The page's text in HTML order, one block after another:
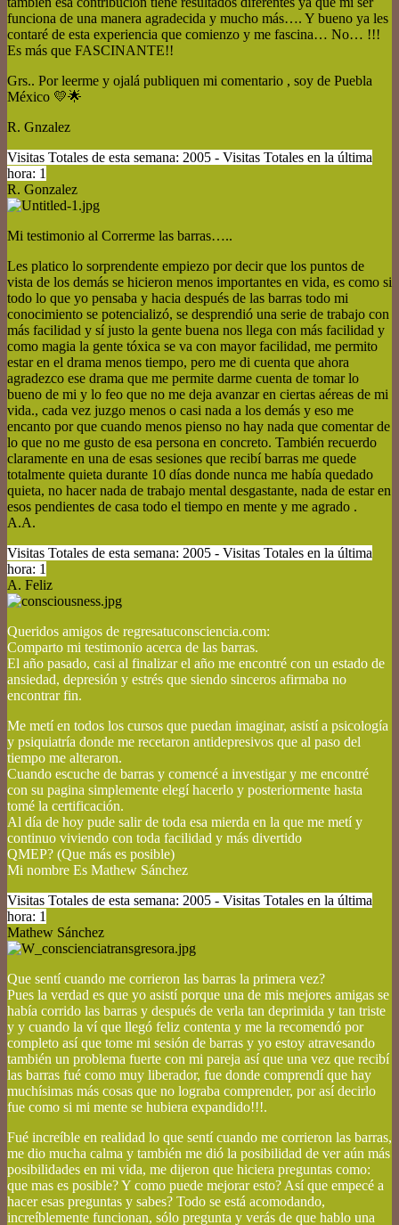
funciona de una manera agradecida y mucho más…. Y bueno ya les
contaré de esta experiencia que comienzo y me fascina… No… !!!
Es más que FASCINANTE!!
Grs.. Por leerme y ojalá publiquen mi comentario , soy de Puebla
México 💛🌟
R. Gnzalez
Visitas Totales de esta semana: 2005 - Visitas Totales en la última
hora: 1
R. Gonzalez
Mi testimonio al Correrme las barras…..
Les platico lo sorprendente empiezo por decir que los puntos de
vista de los demás se hicieron menos importantes en vida, es como si
todo lo que yo pensaba y hacia después de las barras todo mi
conocimiento se potencializó, se desprendió una serie de trabajo con
más facilidad y sí justo la gente buena nos llega con más facilidad y
como magia la gente tóxica se va con mayor facilidad, me permito
estar en el drama menos tiempo, pero me di cuenta que ahora
agradezco ese drama que me permite darme cuenta de tomar lo
bueno de mi y lo feo que no me deja avanzar en ciertas aéreas de mi
vida., cada vez juzgo menos o casi nada a los demás y eso me
encanto por que cuando menos pienso no hay nada que comentar de
lo que no me gusto de esa persona en concreto. También recuerdo
claramente en una de esas sesiones que recibí barras me quede
totalmente quieta durante 10 días donde nunca me había quedado
quieta, no hacer nada de trabajo mental desgastante, nada de estar en
esos pendientes de casa todo el tiempo en mente y me agrado .
A.A.
Visitas Totales de esta semana: 2005 - Visitas Totales en la última
hora: 1
A. Feliz
Queridos amigos de regresatuconsciencia.com:
Comparto mi testimonio acerca de las barras.
El año pasado, casi al finalizar el año me encontré con un estado de
ansiedad, depresión y estrés que siendo sinceros afirmaba no
encontrar fin.
Me metí en todos los cursos que puedan imaginar, asistí a psicología
y psiquiatría donde me recetaron antidepresivos que al paso del
tiempo me alteraron.
Cuando escuche de barras y comencé a investigar y me encontré
con su pagina simplemente elegí hacerlo y posteriormente hasta
tomé la certificación.
Al día de hoy pude salir de toda esa mierda en la que me metí y
continuo viviendo con toda facilidad y más divertido
QMEP? (Que más es posible)
Mi nombre Es Mathew Sánchez
Visitas Totales de esta semana: 2005 - Visitas Totales en la última
hora: 1
Mathew Sánchez
Que sentí cuando me corrieron las barras la primera vez?
Pues la verdad es que yo asistí porque una de mis mejores amigas se
había corrido las barras y después de verla tan deprimida y tan triste
y y cuando la ví que llegó feliz contenta y me la recomendó por
completo así que tome mi sesión de barras y yo estoy atravesando
también un problema fuerte con mi pareja así que una vez que recibí
las barras fué como muy liberador, fue donde comprendí que hay
muchísimas más cosas que no lograba comprender, por así decirlo
fue como si mi mente se hubiera expandido!!!.
Fué increíble en realidad lo que sentí cuando me corrieron las barras,
me dio mucha calma y también me dió la posibilidad de ver aún más
posibilidades en mi vida, me dijeron que hiciera preguntas como:
que mas es posible? Y como puede mejorar esto? Así que empecé a
hacer esas preguntas y sabes? Todo se está acomodando,
increíblemente funcionan, sólo pregunta y verás de que hablo una